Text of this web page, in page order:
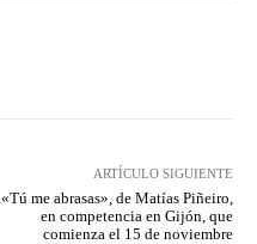
ARTÍCULO SIGUIENTE
«Tú me abrasas», de Matías Piñeiro,
en competencia en Gijón, que
comienza el 15 de noviembre